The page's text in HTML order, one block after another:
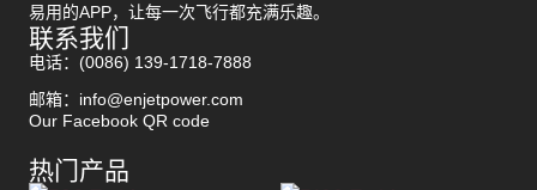
易用的APP，让每一次飞行都充满乐趣。
联系我们
电话：(0086) 139-1718-7888
邮箱：info@enjetpower.com
Our Facebook QR code
热门产品